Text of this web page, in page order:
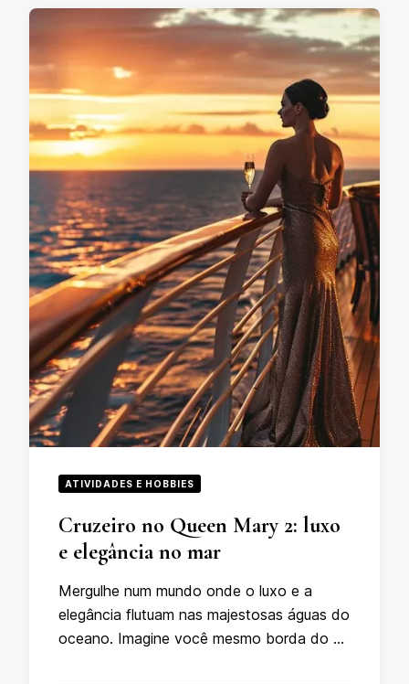
ATIVIDADES E HOBBIES
Cruzeiro no Queen Mary 2: luxo
e elegância no mar
Mergulhe num mundo onde o luxo e a
elegância flutuam nas majestosas águas do
oceano. Imagine você mesmo borda do …